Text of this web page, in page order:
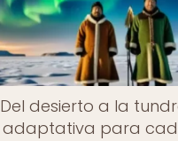
Del desierto a la
adaptativa para